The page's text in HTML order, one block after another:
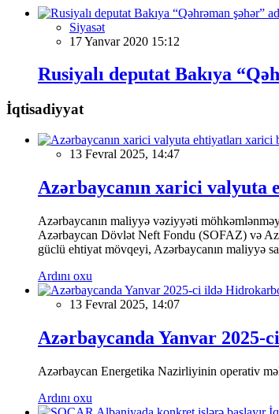
Siyasət
17 Yanvar 2020 15:12
Rusiyalı deputat Bakıya
İqtisadiyyat
13 Fevral 2025, 14:47
Azərbaycanın xarici valyuta
Azərbaycanın maliyyə vəziyyəti
Azərbaycan Dövlət Neft Fondu (SOFAZ) və
güclü ehtiyat mövqeyi, Azərbaycanın maliyyə
Ardını oxu
13 Fevral 2025, 14:07
Azərbaycanda Yanvar
Azərbaycan Energetika Nazirliyinin operativ
Ardını oxu